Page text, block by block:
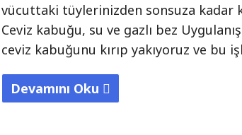
vücuttaki tüylerinizden sonsuza kadar
Ceviz kabuğu, su ve gazlı bez
ceviz kabuğunu kırıp yakıyoruz ve bu
Devamını Oku